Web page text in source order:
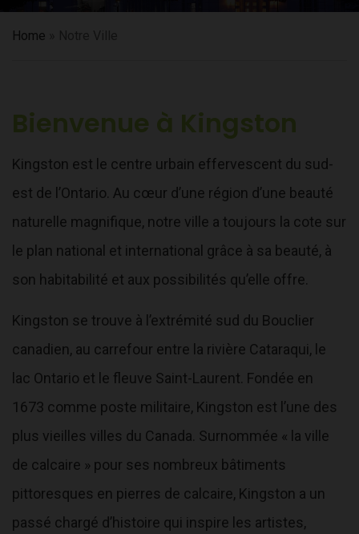
Home
Bienvenue à Kingston
Kingston est le centre urbain effervescent du sud-
est de l’Ontario. Au cœur d’une région d’une beauté
naturelle magnifique, notre ville a toujours la cote sur
le plan national et international grâce à sa beauté, à
son habitabilité et aux possibilités qu’elle offre.
Kingston se trouve à l’extrémité sud du Bouclier
canadien, au carrefour entre la rivière Cataraqui, le
lac Ontario et le fleuve Saint-Laurent. Fondée en
1673 comme poste militaire, Kingston est l’une des
plus vieilles villes du Canada. Surnommée « la ville
de calcaire » pour ses nombreux bâtiments
pittoresques en pierres de calcaire, Kingston a un
passé chargé d’histoire qui inspire les artistes,